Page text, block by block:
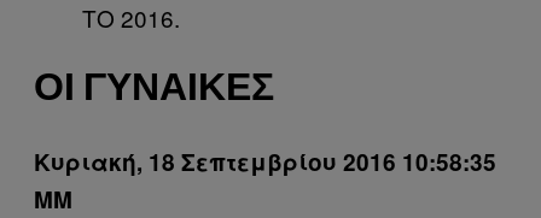
ΤΟ 2016.
ΟΙ ΓΥΝΑΊΚΕΣ
Κυριακή, 18 Σεπτεμβρίου 2016 10:58:35
ΜΜ